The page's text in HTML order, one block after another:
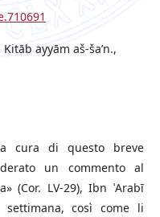
ayyām aš-ša’n.,
cura di questo breve
un commento al
(Cor. LV-29), Ibn ʿArabī
così come li